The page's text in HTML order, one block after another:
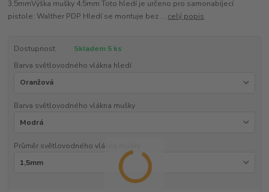
3,5mmVýška mušky 4,5mm Toto hledí je určeno pro samonabíjecí
pistole: Walther PDP Hledí se montuje bez ... celý popis
Dostupnost
Skladem 5 ks
Barva světlovodného vlákna hledí
Barva světlovodného vlákna mušky
Průměr světlovodného vlákna mušky